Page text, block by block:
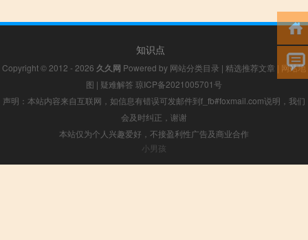
知识点
Copyright © 2012 - 2026 久久网 Powered by 网站分类目录 | 精选推荐文章 | 网站地
图 | 疑难解答 琼ICP备2021005701号
声明：本站内容来自互联网，如信息有错误可发邮件到f_fb#foxmail.com说明，我们
会及时纠正，谢谢
本站仅为个人兴趣爱好，不接盈利性广告及商业合作
小男孩